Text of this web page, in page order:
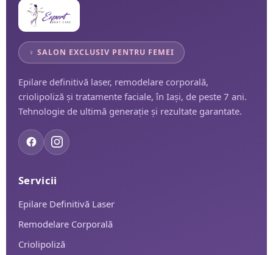
♀ SALON EXCLUSIV PENTRU FEMEI
Epilare definitivă laser, remodelare corporală,
criolipoliză și tratamente faciale, în Iași, de peste 7 ani.
Tehnologie de ultimă generație și rezultate garantate.
Servicii
Epilare Definitivă Laser
Remodelare Corporală
Criolipoliză